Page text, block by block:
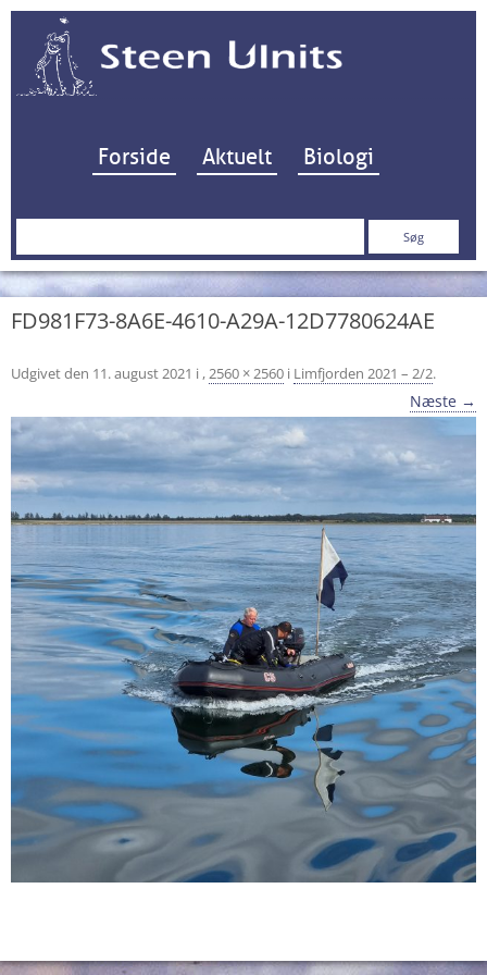
Hop til indhold
Forside Aktuelt Biologi
Søg
FD981F73-8A6E-4610-A29A-12D7780624AE
Udgivet den 11. august 2021 i ,2560 × 2560 i Limfjorden 2021 – 2/2.
Næste →